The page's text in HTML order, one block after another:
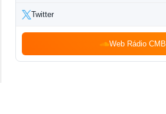
Twitter
Web Rádio CMB